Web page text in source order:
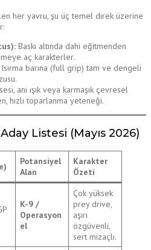
her yavru, şu üç temel direk üzerine
Baskı altında dahi eğitmenden
aç karakterler.
Isırma barına (full grip) tam ve dengeli
ani ışık veya karmaşık çevresel
hızlı toparlanma yeteneği.
Listesi (Mayıs 2026)
Potansiyel
Alan
Karakter
Özeti
K-9 /
Operasyon
el
Çok yüksek
prey drive,
aşırı
özgüvenli,
sert mizaçlı.